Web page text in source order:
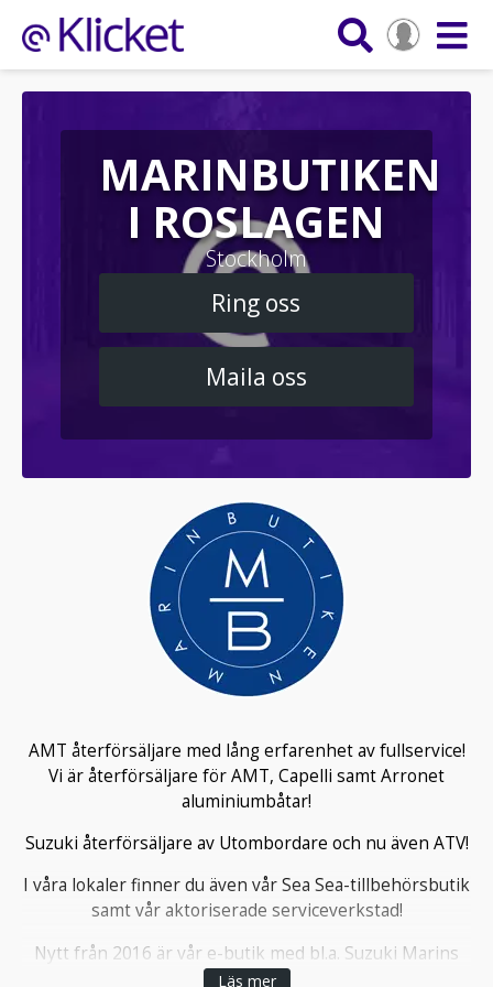
MARINBUTIKEN
I ROSLAGEN
Stockholm
Ring oss
Maila oss
AMT återförsäljare med lång erfarenhet av fullservice!
Vi är återförsäljare för AMT, Capelli samt Arronet
aluminiumbåtar!
Suzuki återförsäljare av Utombordare och nu även ATV!
I våra lokaler finner du även vår Sea Sea-tillbehörsbutik
samt vår aktoriserade serviceverkstad!
Nytt från 2016 är vår e-butik med bl.a. Suzuki Marins
stora reservdels -& tillbehörssortiment!
Läs mer